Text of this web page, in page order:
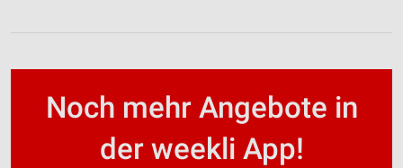
Noch mehr Angebote in
der weekli App!